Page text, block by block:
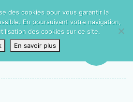
des cookies pour vous garantir la
En poursuivant votre navigation,
des cookies sur ce site.
En savoir plus